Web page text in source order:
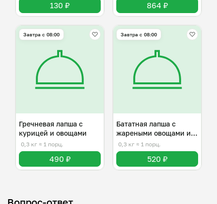
130 ₽ 864 ₽
Завтра c 08:00
Гречневая лапша с
курицей и овощами
0,3 кг ≈ 1 порц.
490 ₽
Завтра c 08:00
Бататная лапша с
жареными овощами и
говядиной
0,3 кг ≈ 1 порц.
520 ₽